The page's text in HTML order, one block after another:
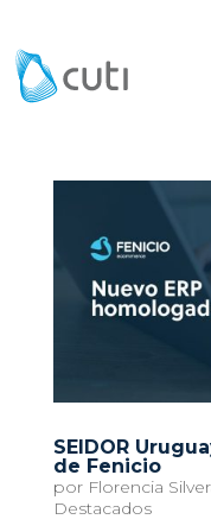
SEIDOR
de Fenicio
por Florencia
Destacados